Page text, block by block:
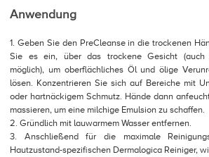
Anwendung
1. Geben Sie den PreCleanse in die trockenen
Sie es ein, über das trockene Gesicht (auch
möglich), um oberflächliches Öl und ölige
lösen. Konzentrieren Sie sich auf Bereiche mit
oder hartnäckigem Schmutz. Hände dann
massieren, um eine milchige Emulsion zu schaffen.
2. Gründlich mit lauwarmem Wasser entfernen.
3. Anschließend für die maximale
Hautzustand-spezifischen Dermalogica Reiniger,